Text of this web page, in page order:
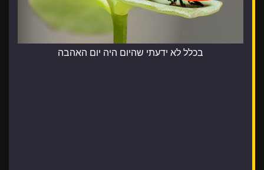
בכלל לא ידעתי שהיום היה יום האהבה